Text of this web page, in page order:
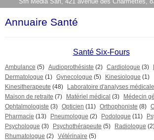
Annuaire Santé
Santé Six-Fours
Ambulance (5) Audioprothésiste (2) Cardiologue (3)
Dermatologue (1) Gynecologue (5) Kinesiologue (1)
Kinesitherapeute (48) Laboratoire d'analyses
Maison de retraite (7) Matériel médical (3) Médecin
Ophtalmologiste (3) Opticien (11) Orthophoniste (8)
Pharmacie (13) Pneumologue (2) Podologue (11)
Psychologue (3) Psychothérapeute (5) Radiologue
Rhumatologue (2) Vétérinaire (5)